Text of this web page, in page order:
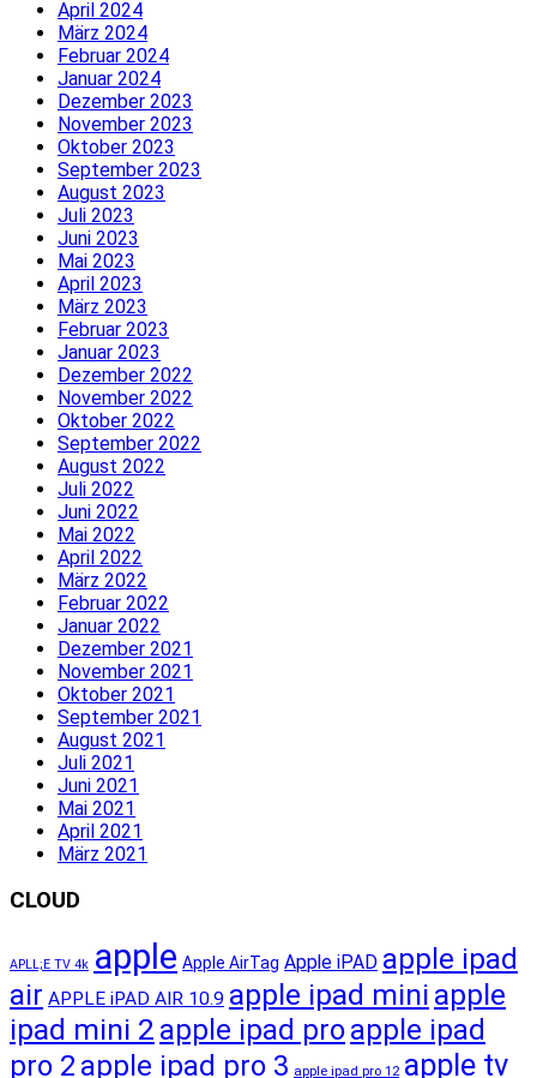
April 2024
März 2024
Februar 2024
Januar 2024
Dezember 2023
November 2023
Oktober 2023
September 2023
August 2023
Juli 2023
Juni 2023
Mai 2023
April 2023
März 2023
Februar 2023
Januar 2023
Dezember 2022
November 2022
Oktober 2022
September 2022
August 2022
Juli 2022
Juni 2022
Mai 2022
April 2022
März 2022
Februar 2022
Januar 2022
Dezember 2021
November 2021
Oktober 2021
September 2021
August 2021
Juli 2021
Juni 2021
Mai 2021
April 2021
März 2021
CLOUD
APLL;E TV 4k apple Apple AirTag Apple iPAD apple ipad
air APPLE iPAD AIR 10.9 apple ipad mini apple
ipad mini 2 apple ipad proapple ipad
pro 2 apple ipad pro 3 apple ipad pro 12 apple tv